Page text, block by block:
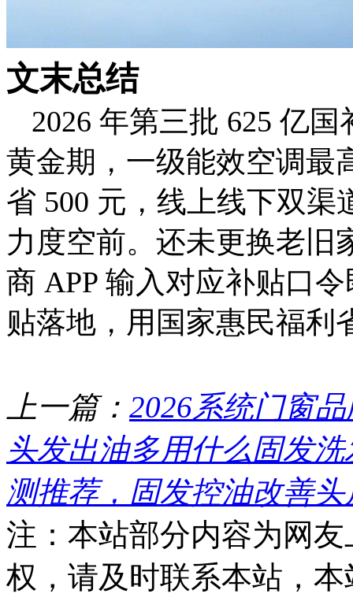
文末总结
2026 年第三批 625 亿
黄金期，一级能效空调最
省 500 元，线上线下双
力度空前。还未更换老旧
商 APP 输入对应补贴口
贴落地，用国家惠民福利
上一篇： 2026系统门窗
头发出油多用什么固发
测推荐，固发控油改善
注：本站部分内容为网
权，请及时联系本站，